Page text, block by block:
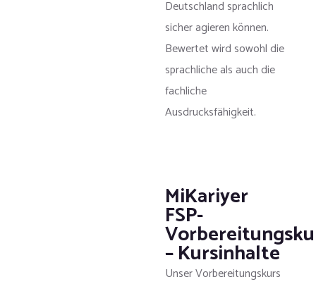
Deutschland sprachlich
sicher agieren können.
Bewertet wird sowohl die
sprachliche als auch die
fachliche
Ausdrucksfähigkeit.
MiKariyer
FSP-
– Kursinhalte
Unser Vorbereitungskurs